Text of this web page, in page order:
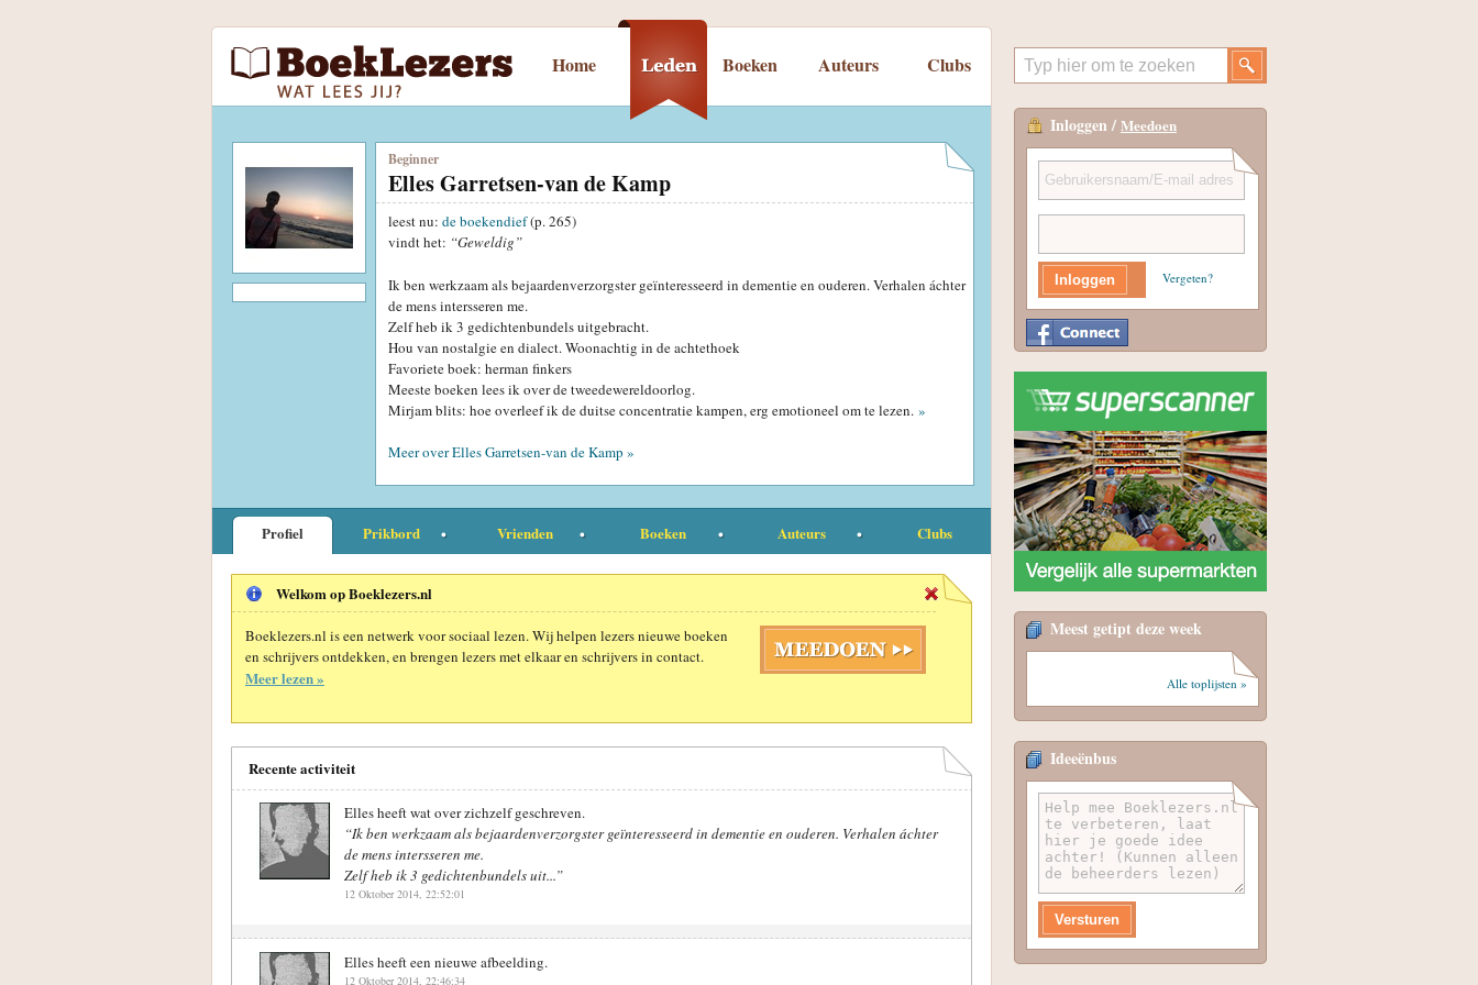
Home Boeken Auteurs Clubs
Beginner
Elles Garretsen-van de Kamp
leest nu: de boekendief(p. 265)
vindt het: “Geweldig”
Ik ben werkzaam als bejaardenverzorgster geïnteresseerd in dementie en ouderen. Verhalen áchter
de mens intersseren me.
Zelf heb ik 3 gedichtenbundels uitgebracht.
Hou van nostalgie en dialect. Woonachtig in de achtethoek
Favoriete boek: herman finkers
Meeste boeken lees ik over de tweedewereldoorlog.
Mirjam blits: hoe overleef ik de duitse concentratie kampen, erg emotioneel om te lezen. »
Meer over Elles Garretsen-van de Kamp »
Profiel Prikbord Vrienden Boeken Auteurs Clubs
Welkom op Boeklezers.nl
Boeklezers.nl is een netwerk voor sociaal lezen. Wij helpen lezers nieuwe boeken
en schrijvers ontdekken, en brengen lezers met elkaar en schrijvers in contact.
Meer lezen »
Recente activiteit
Elles heeft wat over zichzelf geschreven.
“Ik ben werkzaam als bejaardenverzorgster geïnteresseerd in dementie en ouderen. Verhalen áchter
de mens intersseren me.
Zelf heb ik 3 gedichtenbundels uit...”
12 Oktober 2014, 22:52:01
Elles heeft een nieuwe afbeelding.
12 Oktober 2014, 22:46:34
Inloggen / Meedoen
Vergeten?
Meest getipt deze week
Alle toplijsten »
Ideeënbus